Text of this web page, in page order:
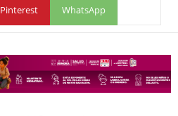
Pinterest WhatsApp